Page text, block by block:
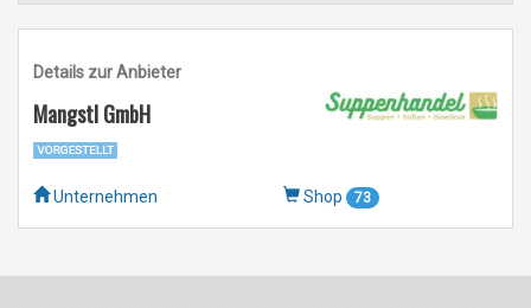
Details zur Anbieter
Mangstl GmbH
Unternehmen Shop 73